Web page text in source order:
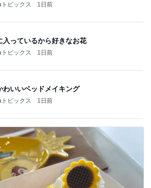
ピックス 1日前
入っているから好きなお花
ピックス 1日前
わいいベッドメイキング
ピックス 1日前